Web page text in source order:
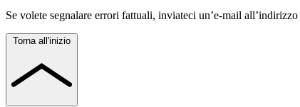
Se volete segnalare errori fattuali, inviateci un’e-mail all’indirizzo
Torna all'inizio